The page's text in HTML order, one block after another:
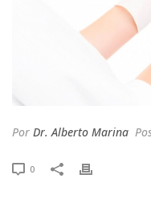
Por Dr. Alberto Marina
0